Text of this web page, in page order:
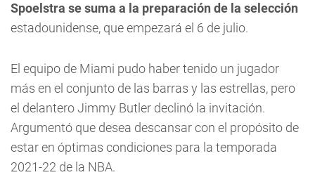
Spoelstra se suma a la preparación de la selección
estadounidense, que empezará el 6 de julio.
El equipo de Miami pudo haber tenido un jugador
más en el conjunto de las barras y las estrellas, pero
el delantero Jimmy Butler declinó la invitación.
Argumentó que desea descansar con el propósito de
estar en óptimas condiciones para la temporada
2021-22 de la NBA.